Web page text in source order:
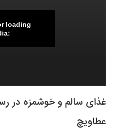
loading
غذای سالم و خوشمزه در
عطاویچ